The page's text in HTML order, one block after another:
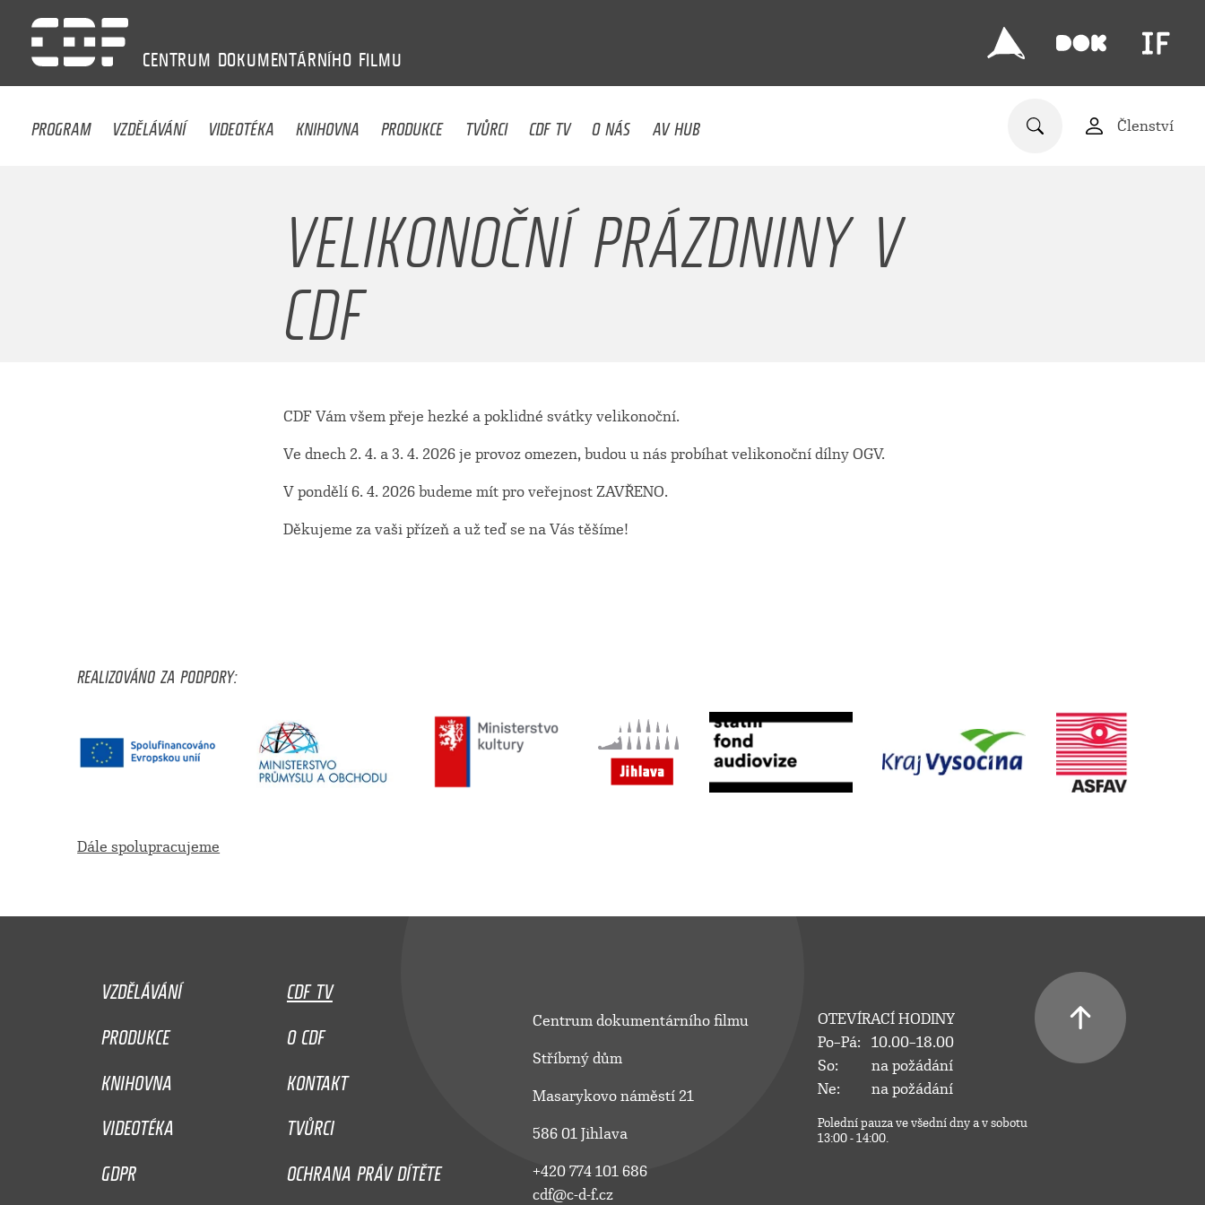
CENTRUM DOKUMENTÁRNÍHO FILMU
PROGRAM VZDĚLÁVÁNÍ VIDEOTÉKA KNIHOVNA PRODUKCE TVŮRCI CDF TV O NÁS AV HUB Členství
VELIKONOČNÍ PRÁZDNINY V
CDF
CDF Vám všem přeje hezké a poklidné svátky velikonoční.
Ve dnech 2. 4. a 3. 4. 2026 je provoz omezen, budou u nás probíhat velikonoční dílny OGV.
V pondělí 6. 4. 2026 budeme mít pro veřejnost ZAVŘENO.
Děkujeme za vaši přízeň a už teď se na Vás těšíme!
REALIZOVÁNO ZA PODPORY:
Dále spolupracujeme
VZDĚLÁVÁNÍ
CDF TV
PRODUKCE
O CDF
KNIHOVNA
KONTAKT
VIDEOTÉKA
TVŮRCI
GDPR
OCHRANA PRÁV DÍTĚTE
Centrum dokumentárního filmu
Stříbrný dům
Masarykovo náměstí 21
586 01 Jihlava
+420 774 101 686
cdf@c-d-f.cz
OTEVÍRACÍ HODINY
Po–Pá:
10.00–18.00
So:
na požádání
Ne:
na požádání
Polední pauza ve všední dny a v sobotu
13:00 - 14:00.